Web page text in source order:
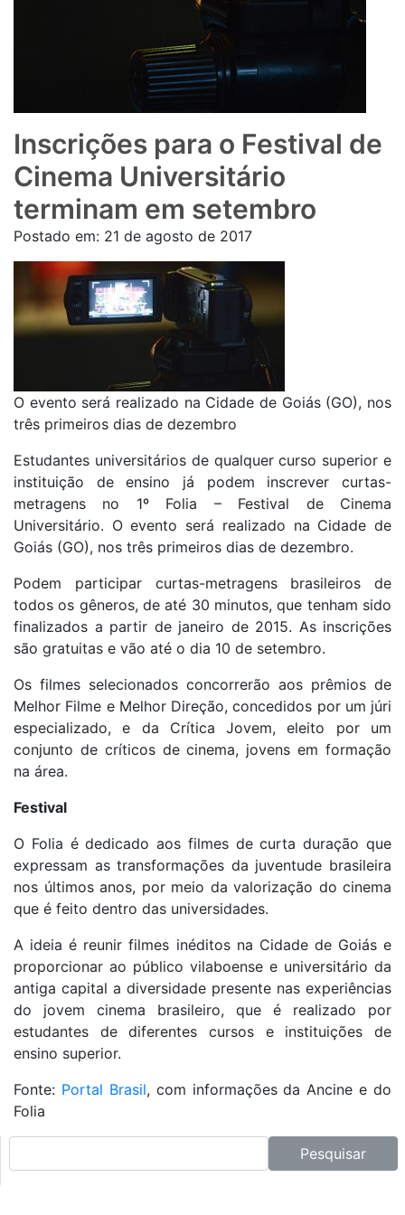
Inscrições para o Festival de
Cinema Universitário
terminam em setembro
Postado em: 21 de agosto de 2017
O evento será realizado na Cidade de Goiás (GO), nos
três primeiros dias de dezembro
Estudantes universitários de qualquer curso superior e
instituição de ensino já podem inscrever curtas-
metragens no 1º Folia – Festival de Cinema
Universitário. O evento será realizado na Cidade de
Goiás (GO), nos três primeiros dias de dezembro.
Podem participar curtas-metragens brasileiros de
todos os gêneros, de até 30 minutos, que tenham sido
finalizados a partir de janeiro de 2015. As inscrições
são gratuitas e vão até o dia 10 de setembro.
Os filmes selecionados concorrerão aos prêmios de
Melhor Filme e Melhor Direção, concedidos por um júri
especializado, e da Crítica Jovem, eleito por um
conjunto de críticos de cinema, jovens em formação
na área.
Festival
O Folia é dedicado aos filmes de curta duração que
expressam as transformações da juventude brasileira
nos últimos anos, por meio da valorização do cinema
que é feito dentro das universidades.
A ideia é reunir filmes inéditos na Cidade de Goiás e
proporcionar ao público vilaboense e universitário da
antiga capital a diversidade presente nas experiências
do jovem cinema brasileiro, que é realizado por
estudantes de diferentes cursos e instituições de
ensino superior.
Fonte: Portal Brasil, com informações da Ancine e do
Folia
Pesquisar